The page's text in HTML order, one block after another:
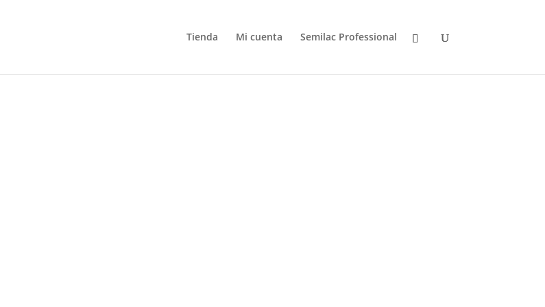
Tienda Mi cuenta Semilac Professional